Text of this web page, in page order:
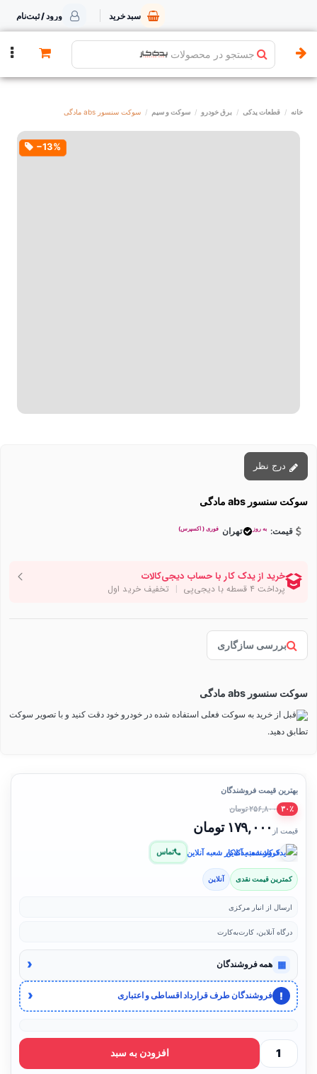
سبد خرید ورود / ثبت‌نام
جستجو در محصولات
خانه قطعات یدکی برق خودرو سوکت و سیم سوکت سنسور abs مادگی
‎−13%
سوکت سنسور abs مادگی
قیمت: به روز تهران فوری ( اکسپرس)
بررسی سازگاری
سوکت سنسور abs مادگی
قبل از خرید به سوکت فعلی استفاده شده در خودرو خود دقت کنید و با تصویر سوکت
تطابق دهید.
بهترین قیمت فروشندگان
۳۰٪ ۲۵۶,۸۰۰ تومان
قیمت از ۱۷۹,۰۰۰ تومان
فروشنده: یدک‌کار شعبه آنلاین تماس
کمترین قیمت نقدی آنلاین
ارسال از انبار مرکزی
درگاه آنلاین، کارت‌به‌کارت
▦ همه فروشندگان ‹
! فروشندگان طرف قرارداد اقساطی و اعتباری ‹
افزودن به سبد